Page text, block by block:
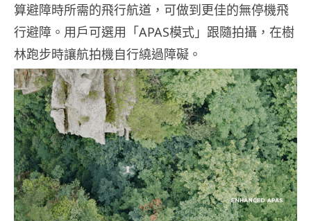
算避障時所需的飛行航道，可做到更佳的無停機飛
行避障。用戶可選用「APAS模式」跟隨拍攝，在樹
林跑步時讓航拍機自行繞過障礙。